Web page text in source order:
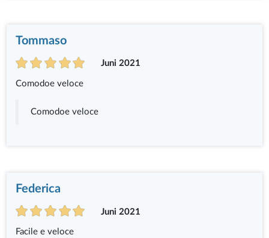
Tommaso
Juni 2021
Comodoe veloce
Comodoe veloce
Federica
Juni 2021
Facile e veloce